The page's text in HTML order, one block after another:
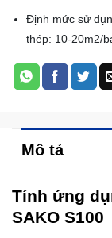
Định mức sử
thép: 10-20m2/
Mô tả
Tính ứng
SAKO S100